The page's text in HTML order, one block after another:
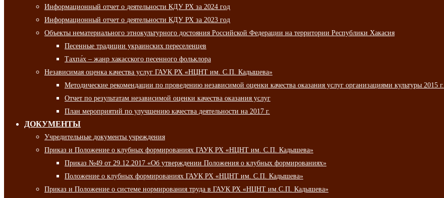
Информационный отчет о деятельности КДУ РХ за 2024 год
Информационный отчет о деятельности КДУ РХ за 2023 год
Объекты нематериального этнокультурного достояния Российской Федерации на территории Республики Хакасия
Песенные традиции украинских переселенцев
Тахпа́х – жанр хакасского песенного фольклора
Независимая оценка качества услуг ГАУК РХ «НЦНТ им. С.П. Кадышева»
Методические рекомендации по проведению независимой оценки качества оказания услуг организациями культуры 2015 г.
Отчет по результатам независимой оценки качества оказания услуг
План мероприятий по улучшению качества деятельности на 2017 г.
ДОКУМЕНТЫ
Учредительные документы учреждения
Приказ и Положение о клубных формированиях ГАУК РХ «НЦНТ им. С.П. Кадышева»
Приказ №49 от 29.12.2017 «Об утверждении Положения о клубных формированиях»
Положение о клубных формированиях ГАУК РХ «НЦНТ им. С.П. Кадышева»
Приказ и Положение о системе нормирования труда в ГАУК РХ «НЦНТ им.С.П. Кадышева»